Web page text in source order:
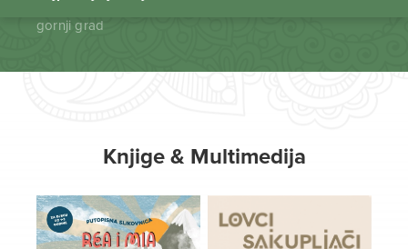
Početna stranica
gornji grad
Knjige & Multimedija